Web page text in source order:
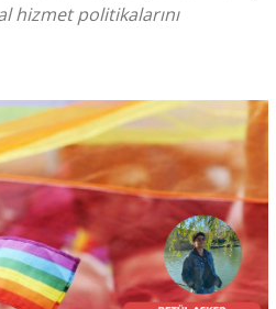
hizmet politikalarını